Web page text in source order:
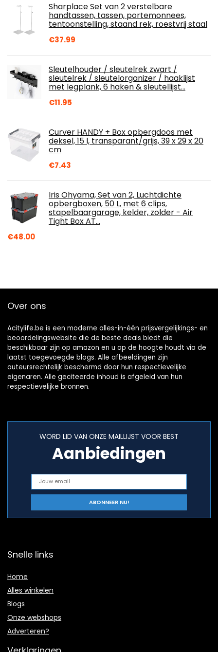
Sharplace Set van 2 verstelbare
handtassen, tassen, portemonnees,
tentoonstelling, staand rek, roestvrij staal
€37.99
Sleutelhouder / sleutelrek zwart /
sleutelrek / sleutelorganizer / haaklijst
met legplank, 6 haken & sleutellijst…
€11.95
Curver HANDY + Box opbergdoos met
deksel, 15 l, transparant/grijs, 39 x 29 x 20
cm
€7.43
Iris Ohyama, Set van 2, Luchtdichte
opbergboxen, 50 L, met 6 clips,
stapelbaargarage, kelder, zolder - Air
Tight Box AT…
€48.00
Over ons
Acitylife.be is een moderne alles-in-één prijsvergelijkings- en
beoordelingswebsite die de beste deals biedt die
beschikbaar zijn op amazon en u op de hoogte houdt via de
laatst toegevoegde blogs. Alle afbeeldingen zijn
auteursrechtelijk beschermd door hun respectievelijke
eigenaren. Alle geciteerde inhoud is afgeleid van hun
respectievelijke bronnen.
WORD LID VAN ONZE MAILLIJST VOOR BEST
Aanbiedingen
Snelle links
Home
Alles winkelen
Blogs
Onze webshops
Adverteren?